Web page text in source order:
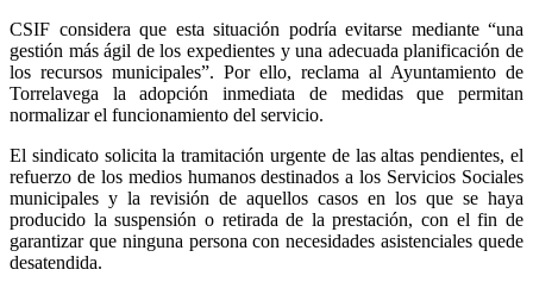
CSIF considera que esta situación podría evitarse mediante “una
gestión más ágil de los expedientes y una adecuada planificación de
los recursos municipales”. Por ello, reclama al Ayuntamiento de
Torrelavega la adopción inmediata de medidas que permitan
normalizar el funcionamiento del servicio.
El sindicato solicita la tramitación urgente de las altas pendientes, el
refuerzo de los medios humanos destinados a los Servicios Sociales
municipales y la revisión de aquellos casos en los que se haya
producido la suspensión o retirada de la prestación, con el fin de
garantizar que ninguna persona con necesidades asistenciales quede
desatendida.